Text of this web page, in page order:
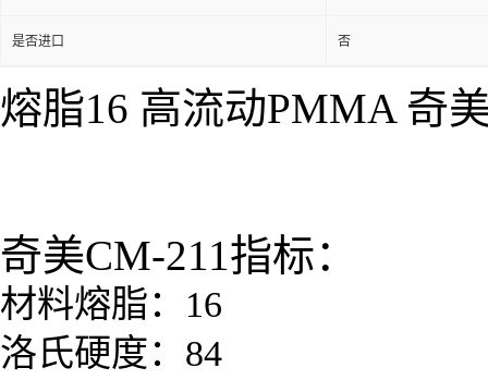
是否进口 否
熔脂16 高流动PMMA 奇
奇美CM-211指标：
材料熔脂：16
洛氏硬度：84